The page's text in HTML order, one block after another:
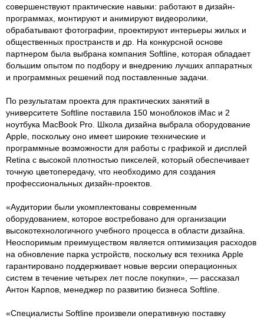
совершенствуют практические навыки: работают в дизайн-
программах, монтируют и анимируют видеоролики,
обрабатывают фотографии, проектируют интерьеры жилых и
общественных пространств и др. На конкурсной основе
партнером была выбрана компания Softline, которая обладает
большим опытом по подбору и внедрению лучших аппаратных
и программных решений под поставленные задачи.
По результатам проекта для практических занятий в
университете Softline поставила 150 моноблоков iMac и 2
ноутбука MacBook Pro. Школа дизайна выбрала оборудование
Apple, поскольку оно имеет широкие технические и
программные возможности для работы с графикой и дисплей
Retina с высокой плотностью пикселей, который обеспечивает
точную цветопередачу, что необходимо для создания
профессиональных дизайн-проектов.
«Аудитории были укомплектованы современным
оборудованием, которое востребовано для организации
высокотехнологичного учебного процесса в области дизайна.
Неоспоримым преимуществом является оптимизация расходов
на обновление парка устройств, поскольку вся техника Apple
гарантировано поддерживает новые версии операционных
систем в течение четырех лет после покупки», — рассказал
Антон Карпов, менеджер по развитию бизнеса Softline.
«Специалисты Softline произвели оперативную поставку